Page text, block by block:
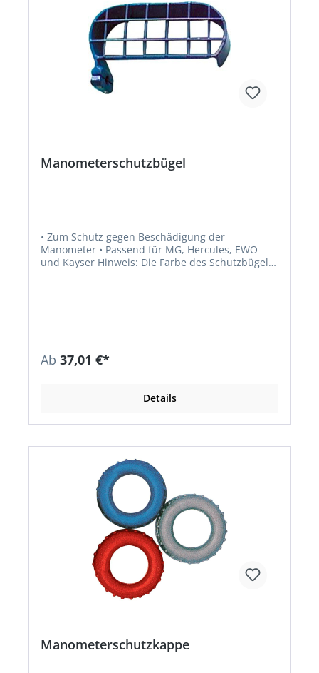
Manometerschutzbügel
• Zum Schutz gegen Beschädigung der
Manometer • Passend für MG, Hercules, EWO
und Kayser Hinweis: Die Farbe des Schutzbügels
Ab 37,01 €*
Details
Manometerschutzkappe